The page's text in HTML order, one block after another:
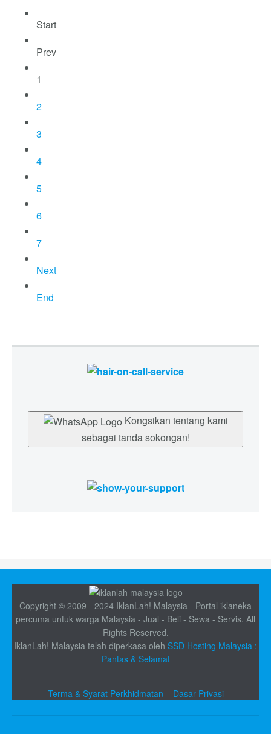
Start
Prev
1
2
3
4
5
6
7
Next
End
sebagai tanda sokongan!
Copyright © 2009 - 2024 IklanLah! Malaysia - Portal iklaneka
percuma untuk warga Malaysia - Jual - Beli - Sewa - Servis. All
Rights Reserved.
IklanLah! Malaysia telah diperkasa oleh SSD Hosting Malaysia :
Pantas & Selamat
Terma & Syarat Perkhidmatan Dasar Privasi